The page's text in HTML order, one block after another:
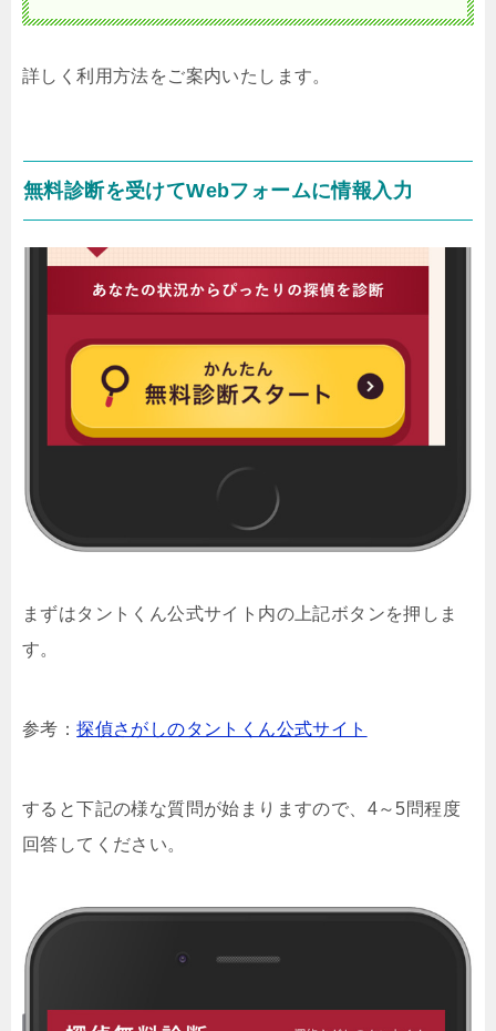
詳しく利用方法をご案内いたします。
無料診断を受けてWebフォームに情報入力
まずはタントくん公式サイト内の上記ボタンを押しま
す。
参考：探偵さがしのタントくん公式サイト
すると下記の様な質問が始まりますので、4～5問程度
回答してください。